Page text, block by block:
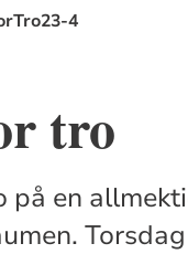
4
tro
på en